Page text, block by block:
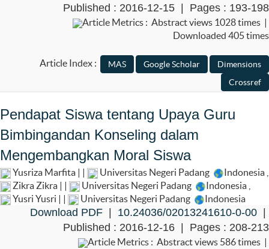
Published : 2016-12-15 | Pages : 193-198
Article Metrics : Abstract views 1028 times |
Downloaded 405 times
Article Index :
Pendapat Siswa tentang Upaya Guru
Bimbingandan Konseling dalam
Mengembangkan Moral Siswa
Yusriza Marfita | | Universitas Negeri Padang Indonesia
Zikra Zikra | |
Universitas Negeri Padang Indonesia
Yusri Yusri | |
Universitas Negeri Padang Indonesia
Download PDF 10.24036/02013241610-0-00
Published : 2016-12-16 | Pages : 208-213
Article Metrics : Abstract views 586 times |